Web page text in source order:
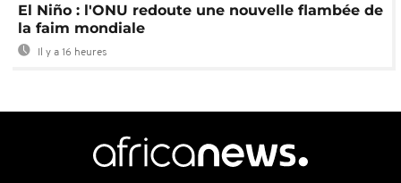
El Niño : l'ONU redoute une nouvelle flambée de
la faim mondiale
Il y a 16 heures